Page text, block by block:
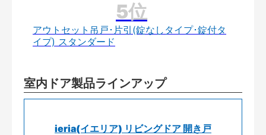
アウトセット吊戸･片引(錠なしタイプ･錠付タ
イプ) スタンダード
室内ドア製品ラインアップ
ieria(イエリア) リビングドア 開き戸